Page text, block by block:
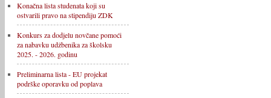
Konačna lista studenata koji su
ostvarili pravo na stipendiju ZDK
Konkurs za dodjelu novčane pomoći
za nabavku udžbenika za školsku
2025. - 2026. godinu
Preliminarna lista - EU projekat
podrške oporavku od poplava